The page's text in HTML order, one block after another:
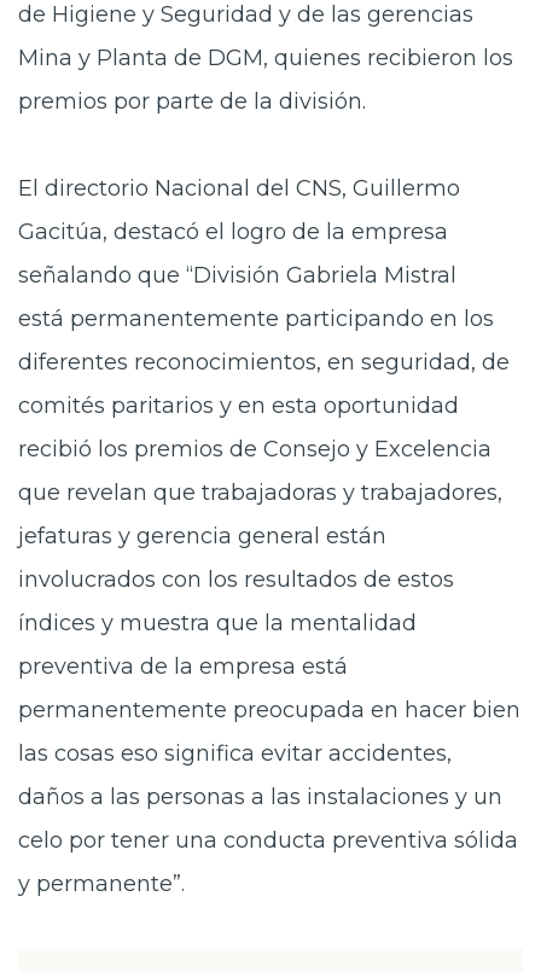
de Higiene y Seguridad y de las gerencias
Mina y Planta de DGM, quienes recibieron los
premios por parte de la división.
El directorio Nacional del CNS, Guillermo
Gacitúa, destacó el
logro de la empresa
señalando que “División Gabriela Mistral
está permanentemente participando en los
diferentes reconocimientos, en seguridad, de
comités paritarios y en esta oportunidad
recibió los premios de Consejo y Excelencia
que revelan que trabajadoras y trabajadores,
jefaturas y gerencia general están
involucrados con los resultados de estos
índices y muestra que la mentalidad
preventiva de la empresa está
permanentemente preocupada en hacer bien
las cosas eso significa evitar accidentes,
daños a las personas a las instalaciones y un
celo por tener una conducta preventiva sólida
y permanente”.